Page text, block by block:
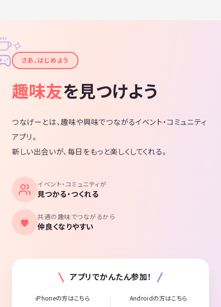
✦
✧
さあ、はじめよう
趣味友を見つけよう
つなげーとは、趣味や興味でつながるイベント・コミュニティ
アプリ。
新しい出会いが、毎日をもっと楽しくしてくれる。
イベント・コミュニティが
見つかる・つくれる
共通の趣味でつながるから
仲良くなりやすい
アプリでかんたん参加！
iPhoneの方はこちら Androidの方はこちら